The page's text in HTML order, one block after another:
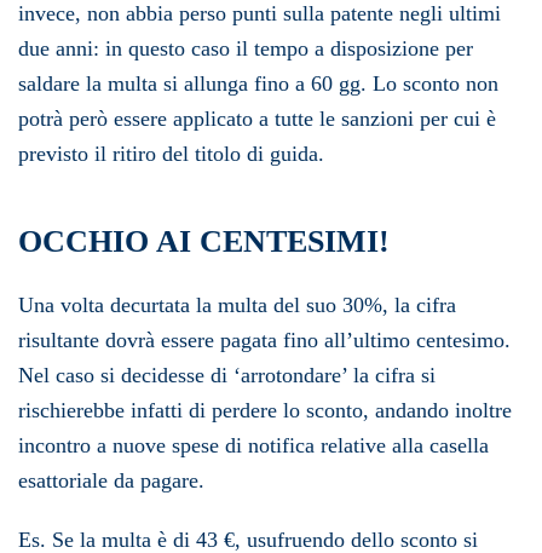
invece, non abbia perso punti sulla patente negli ultimi
due anni: in questo caso il tempo a disposizione per
saldare la multa si allunga fino a 60 gg. Lo sconto non
potrà però essere applicato a tutte le sanzioni per cui è
previsto il ritiro del titolo di guida.
OCCHIO AI CENTESIMI!
Una volta decurtata la multa del suo 30%, la cifra
risultante dovrà essere pagata fino all’ultimo centesimo.
Nel caso si decidesse di ‘arrotondare’ la cifra si
rischierebbe infatti di perdere lo sconto, andando inoltre
incontro a nuove spese di notifica relative alla casella
esattoriale da pagare.
Es. Se la multa è di 43 €, usufruendo dello sconto si